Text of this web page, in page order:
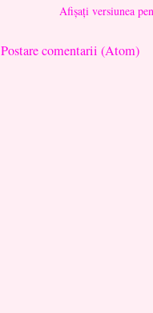
Afișați versiunea
Postare comentarii (Atom)